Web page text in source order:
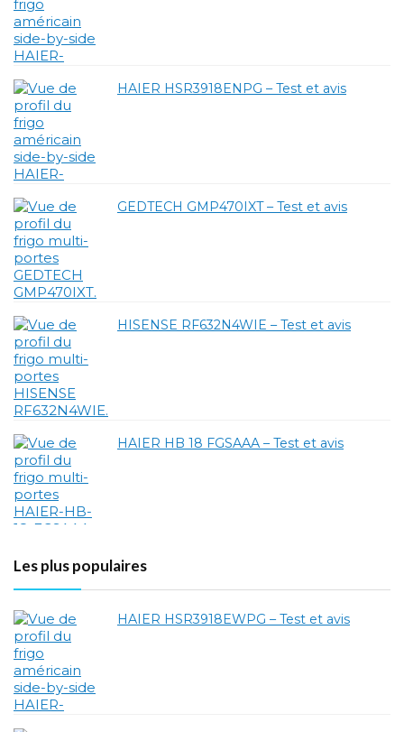
HAIER HSR3918ENPG – Test et avis
GEDTECH GMP470IXT – Test et avis
HISENSE RF632N4WIE – Test et avis
HAIER HB 18 FGSAAA – Test et avis
Les plus populaires
HAIER HSR3918EWPG – Test et avis